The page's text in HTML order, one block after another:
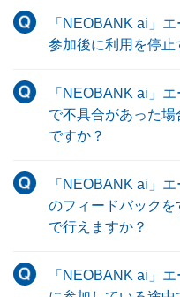
「NEOBANK ai」
参加後に利用を停止
「NEOBANK ai」
で不具合があった
ですか？
「NEOBANK ai」
のフィードバック
で行えますか？
「NEOBANK ai」